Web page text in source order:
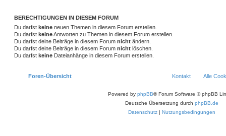
BERECHTIGUNGEN IN DIESEM FORUM
Du darfst keine neuen Themen in diesem Forum erstellen.
Du darfst keineAntworten zu Themen in diesem Forum erstellen.
Du darfst deine Beiträge in diesem Forum nicht ändern.
Du darfst deine Beiträge in diesem Forum nicht löschen.
Du darfst keine Dateianhänge in diesem Forum erstellen.
Foren-Übersicht Alle
Kontakt
Powered by phpBB® Forum Software © phpBB
Deutsche Übersetzung durch phpBB.de
Datenschutz | Nutzungsbedingungen